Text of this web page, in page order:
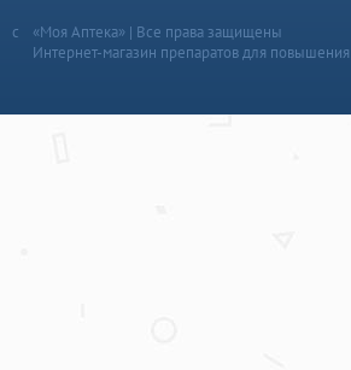
«Моя Аптека» | Все права защищены
Интернет-магазин препаратов для